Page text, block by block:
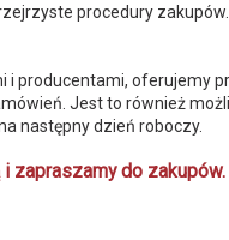
procedury
i producentami,
Jest to również
następny dzień roboczy.
zapraszamy do zakupów.